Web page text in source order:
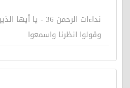
نداءات الرحمن 36 -
وقولوا انظرنا واسمعوا